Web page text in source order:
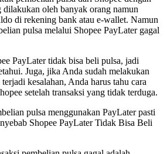
oleh banyak orang namun
di rekening bank atau e-wallet. Namun
pulsa melalui Shopee PayLater gagal
PayLater tidak bisa beli pulsa, jadi
Juga, jika Anda sudah melakukan
kesalahan, Anda harus tahu cara
setelah transaksi yang tidak terduga.
pulsa menggunakan PayLater pasti
Shopee PayLater Tidak Bisa Beli